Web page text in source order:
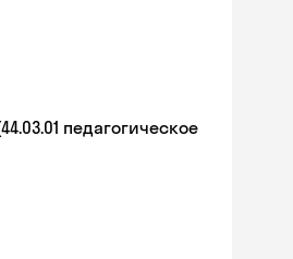
педагогическое